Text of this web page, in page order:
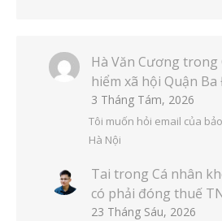
Hà Văn Cương trong
hiểm xã hội Quận
3 Tháng Tám, 2026
Tôi muốn hỏi email của
Hà Nội
Tai trong Cá nhân
có phải đóng thuế
23 Tháng Sáu, 2026